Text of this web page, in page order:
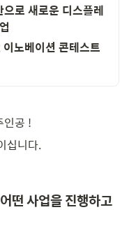
로 새로운 디스플레
노베이션 콘테스트
인공 !
십니다.
떤 사업을 진행하고